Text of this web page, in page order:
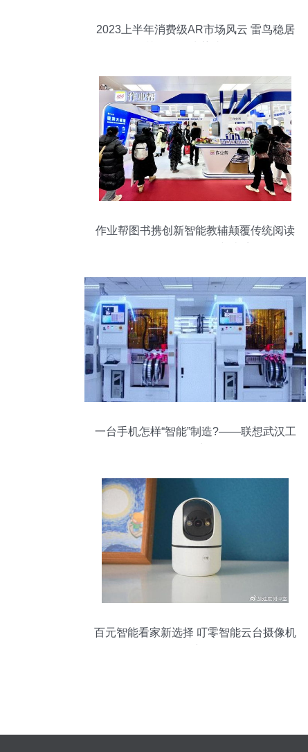
2023上半年消费级AR市场风云 雷鸟稳居
作业帮图书携创新智能教辅颠覆传统阅读
一台手机怎样“智能”制造?——联想武汉工
百元智能看家新选择 叮零智能云台摄像机